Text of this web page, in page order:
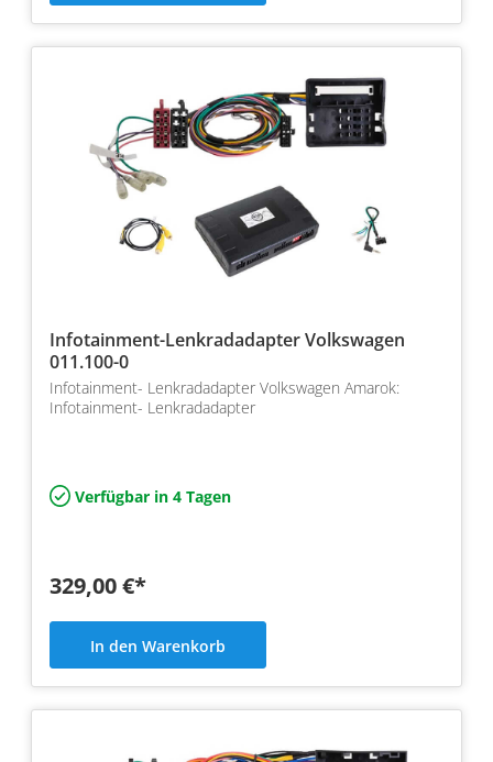
Infotainment-Lenkradadapter Volkswagen
011.100-0
Infotainment- Lenkradadapter Volkswagen Amarok:
Infotainment- Lenkradadapter
Verfügbar in 4 Tagen
329,00 €*
In den Warenkorb